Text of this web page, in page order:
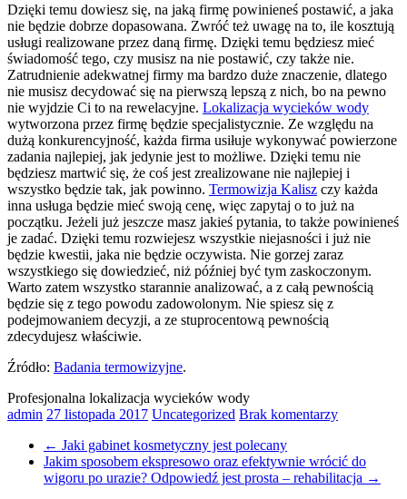
Dzięki temu dowiesz się, na jaką firmę powinieneś postawić, a jaka
nie będzie dobrze dopasowana. Zwróć też uwagę na to, ile kosztują
usługi realizowane przez daną firmę. Dzięki temu będziesz mieć
świadomość tego, czy musisz na nie postawić, czy także nie.
Zatrudnienie adekwatnej firmy ma bardzo duże znaczenie, dlatego
nie musisz decydować się na pierwszą lepszą z nich, bo na pewno
nie wyjdzie Ci to na rewelacyjne. Lokalizacja wycieków wody
wytworzona przez firmę będzie specjalistycznie. Ze względu na
dużą konkurencyjność, każda firma usiłuje wykonywać powierzone
zadania najlepiej, jak jedynie jest to możliwe. Dzięki temu nie
będziesz martwić się, że coś jest zrealizowane nie najlepiej i
wszystko będzie tak, jak powinno. Termowizja Kalisz czy każda
inna usługa będzie mieć swoją cenę, więc zapytaj o to już na
początku. Jeżeli już jeszcze masz jakieś pytania, to także powinieneś
je zadać. Dzięki temu rozwiejesz wszystkie niejasności i już nie
będzie kwestii, jaka nie będzie oczywista. Nie gorzej zaraz
wszystkiego się dowiedzieć, niż później być tym zaskoczonym.
Warto zatem wszystko starannie analizować, a z całą pewnością
będzie się z tego powodu zadowolonym. Nie spiesz się z
podejmowaniem decyzji, a ze stuprocentową pewnością
zdecydujesz właściwie.
Źródło: Badania termowizyjne.
Profesjonalna lokalizacja wycieków wody
admin 27 listopada 2017 Uncategorized Brak komentarzy
← Jaki gabinet kosmetyczny jest polecany
Jakim sposobem ekspresowo oraz efektywnie wrócić do
wigoru po urazie? Odpowiedź jest prosta – rehabilitacja →